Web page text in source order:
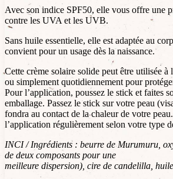
Avec son indice SPF50, elle vous offre une
contre les UVA et les UVB.
Sans huile essentielle, elle est adaptée au
convient pour un usage dès la naissance.
Cette crème solaire solide peut être utilisée à
ou simplement quotidiennement pour
Pour l’application, poussez le stick et faites
emballage. Passez le stick sur votre peau
fondra au contact de la chaleur de votre
l’application régulièrement selon votre type
INCI / Ingrédients : beurre de Murumuru,
de deux composants pour une
meilleure dispersion), cire de candelilla,